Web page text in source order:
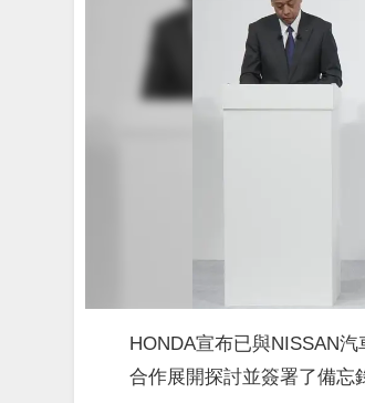
HONDA宣布已與NISSAN
合作展開探討並簽署了備忘